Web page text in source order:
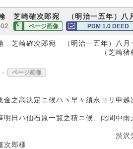
芝崎確次郎宛 （明治一五年）八
ページ画像 PDM 1.0 DEED
芝崎確次郎宛 （明治一五年）八月
猪根吉氏
- ページ画像
金之高決定ニ候ハヽ早々須永ヨリ申
明日ハ仙石原一覧之積ニ候、此間中
日 渋沢栄
郎様